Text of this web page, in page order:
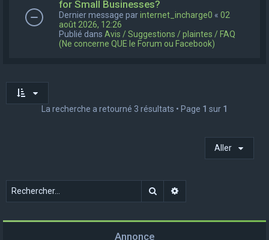
for Small Businesses?
Dernier message parinternet_incharge0 « 02
août 2026, 12:26
Publié dans Avis / Suggestions / plaintes / FAQ
(Ne concerne QUE le Forum ou Facebook)
La recherche a retourné 3 résultats • Page 1 sur 1
Aller
Rechercher
Annonce